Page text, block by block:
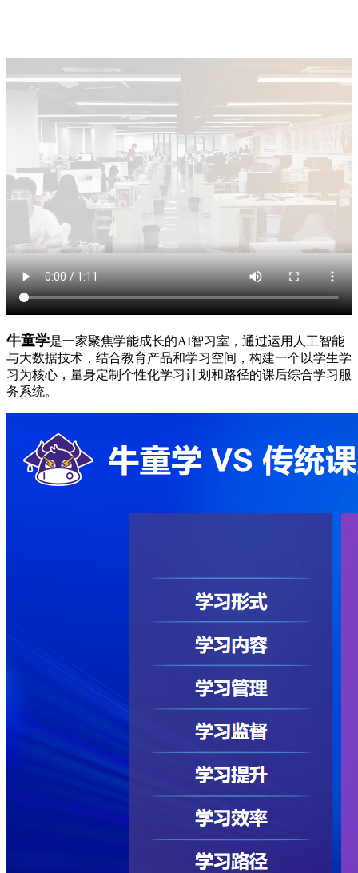
牛童学是一家聚焦学能成长的AI智习室，通过运用人工智能
与大数据技术，结合教育产品和学习空间，构建一个以学生学
习为核心，量身定制个性化学习计划和路径的课后综合学习服
务系统。